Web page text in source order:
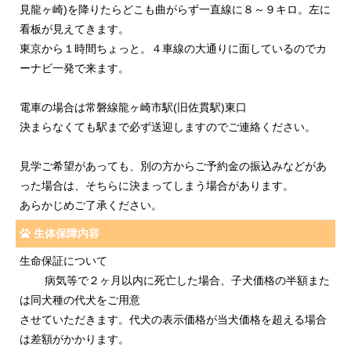
見龍ヶ崎)を降りたらどこも曲がらず一直線に８～９キロ。左に
看板が見えてきます。
東京から１時間ちょっと。４車線の大通りに面しているのでカ
ーナビ一発で来ます。
電車の場合は常磐線龍ヶ崎市駅(旧佐貫駅)東口
決まらなくても駅まで必ず送迎しますのでご連絡ください。
見学ご希望があっても、別の方からご予約金の振込みなどがあ
った場合は、そちらに決まってしまう場合があります。
あらかじめご了承ください。
生体保障内容
生命保証について
病気等で２ヶ月以内に死亡した場合、子犬価格の半額また
は同犬種の代犬をご用意
させていただきます。代犬の表示価格が当犬価格を超える場合
は差額がかかります。